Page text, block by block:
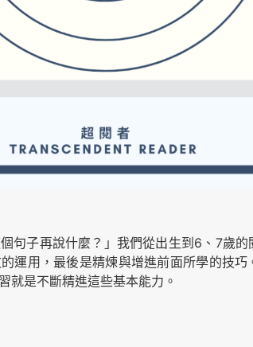
句子再說什麼？」我們從出生到6、7歲
運用，最後是精煉與增進前面所學的技
就是不斷精進這些基本能力。